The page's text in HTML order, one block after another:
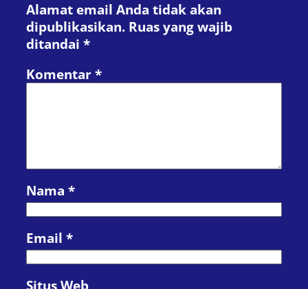
Alamat email Anda tidak akan
dipublikasikan. Ruas yang wajib
ditandai *
Komentar *
Nama *
Email *
Situs Web